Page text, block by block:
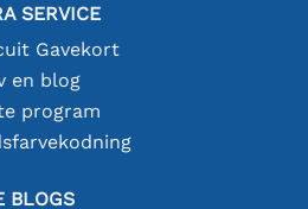
SERVICE
Gavekort
en blog
program
BLOGS